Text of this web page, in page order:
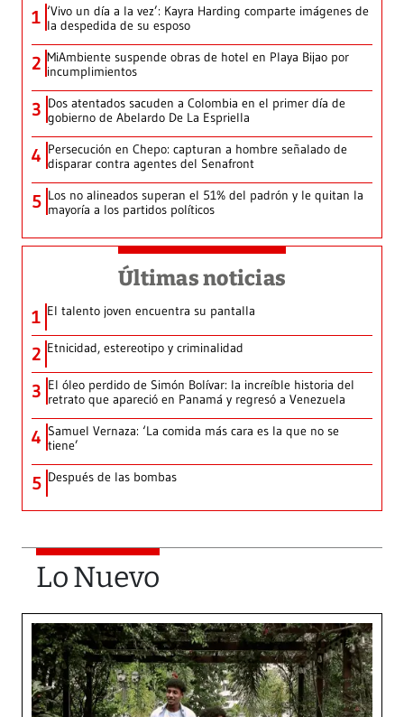
1 ‘Vivo un día a la vez’: Kayra Harding comparte imágenes de
la despedida de su esposo
2 MiAmbiente suspende obras de hotel en Playa Bijao por
incumplimientos
3 Dos atentados sacuden a Colombia en el primer día de
gobierno de Abelardo De La Espriella
4 Persecución en Chepo: capturan a hombre señalado de
disparar contra agentes del Senafront
5 Los no alineados superan el 51% del padrón y le quitan la
mayoría a los partidos políticos
Últimas noticias
1 El talento joven encuentra su pantalla​
2 Etnicidad, estereotipo y criminalidad
3 El óleo perdido de Simón Bolívar: la increíble historia del
retrato que apareció en Panamá y regresó a Venezuela
4 Samuel Vernaza: ‘La comida más cara es la que no se
tiene’
5 Después de las bombas
Lo Nuevo